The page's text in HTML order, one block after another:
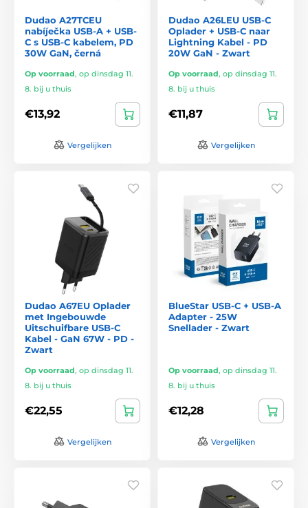
Dudao A27TCEU
nabíječka USB-A + USB-
C s USB-C kabelem, PD
30W GaN, černá
Op voorraad, op dinsdag 11.
8. bij u thuis
€13,92
Vergelijken
Dudao A26LEU USB-C
Oplader + USB-C naar
Lightning Kabel - PD
20W GaN - Zwart
Op voorraad, op dinsdag 11.
8. bij u thuis
€11,87
Vergelijken
Dudao A67EU Oplader
met Ingebouwde
Uitschuifbare USB-C
Kabel - GaN 67W - PD -
Zwart
Op voorraad, op dinsdag 11.
8. bij u thuis
€22,55
Vergelijken
BlueStar USB-C + USB-A
Adapter - 25W
Snellader - Zwart
Op voorraad, op dinsdag 11.
8. bij u thuis
€12,28
Vergelijken